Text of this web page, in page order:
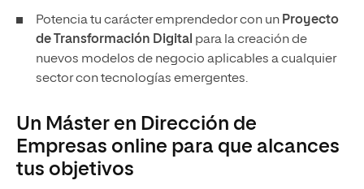
Potencia tu carácter emprendedor con un Proyecto
de Transformación Digital para la creación de
nuevos modelos de negocio aplicables a cualquier
sector con tecnologías emergentes.
Un Máster en Dirección de
Empresas online para que alcances
tus objetivos